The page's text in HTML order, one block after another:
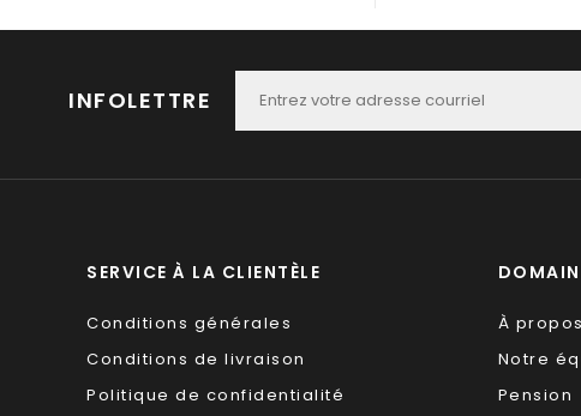
INFOLETTRE
SERVICE À LA CLIENTÈLE
Conditions générales
Conditions de livraison
Politique de confidentialité
À
Notre
Pension